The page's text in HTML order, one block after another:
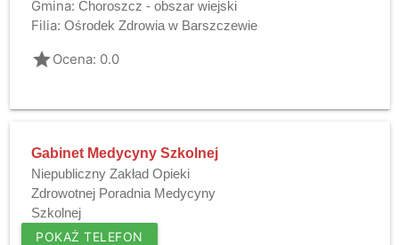
Gmina: Choroszcz - obszar wiejski
Filia: Ośrodek Zdrowia w Barszczewie
gradeOcena: 0.0
Gabinet Medycyny Szkolnej
Niepubliczny Zakład Opieki
Zdrowotnej Poradnia Medycyny
Szkolnej
POKAŻ TELEFON